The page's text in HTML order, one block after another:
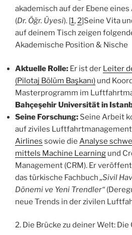
akademisch auf der Ebene
(Dr. Öğr. Üyesi). [1,2]Seine Vita
auf deinem Tisch zeigen
Akademische Position & Nische
Aktuelle Rolle: Er ist der Leiter
(Pilotaj Bölüm Başkanı) und
Masterprogramm im
Bahçeşehir Universität in
Seine Forschung: Seine Arbeit
auf ziviles
Airlines sowie die Analyse
mittels Machine Learning und
Management (CRM). Er
das türkische Fachbuch „Sivil
Dönemi ve Yeni Trendler“
neue Trends in der zivilen
2. Die Brücke zu deiner Welt: